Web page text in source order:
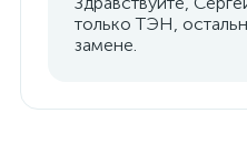
только ТЭН,
замене.